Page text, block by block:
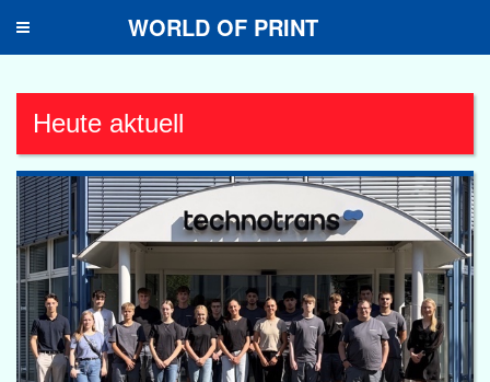
Toggle
WORLD OF PRINT
Heute aktuell